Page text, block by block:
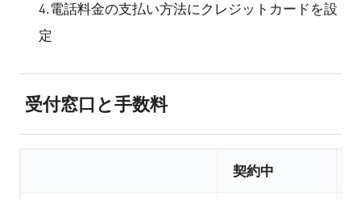
4.電話料金の支払い方法にクレジットカードを設
定
受付窓口と手数料
契約中